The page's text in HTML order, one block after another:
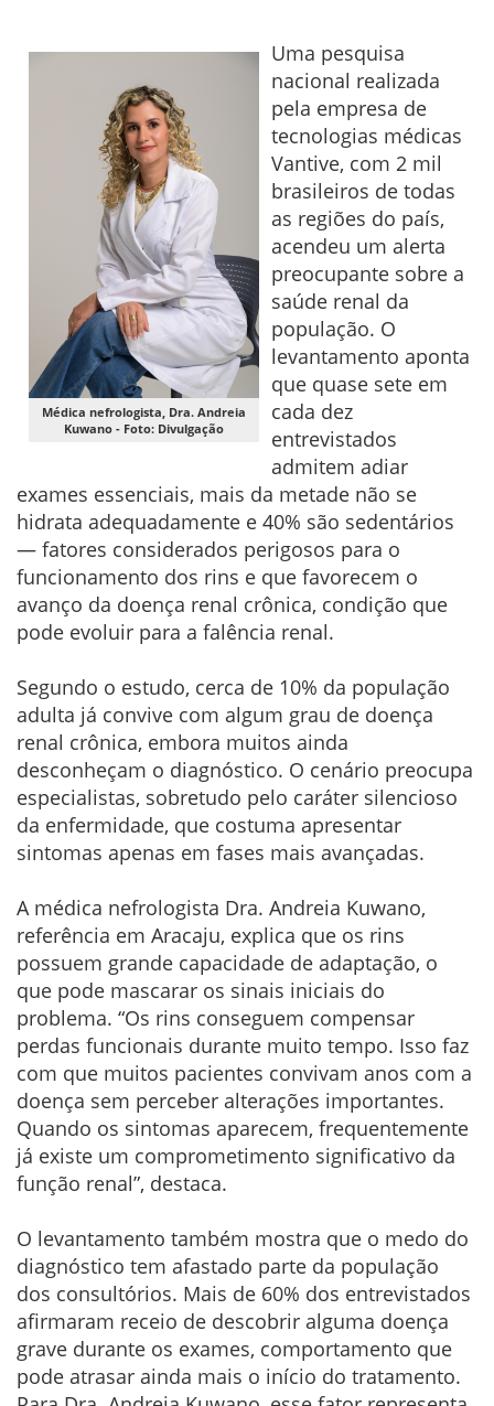
Médica nefrologista, Dra. Andreia
Kuwano - Foto: Divulgação
Uma pesquisa
nacional realizada
pela empresa de
tecnologias médicas
Vantive, com 2 mil
brasileiros de todas
as regiões do país,
acendeu um alerta
preocupante sobre a
saúde renal da
população. O
levantamento aponta
que quase sete em
cada dez
entrevistados
admitem adiar
exames essenciais, mais da metade não se
hidrata adequadamente e 40% são sedentários
— fatores considerados perigosos para o
funcionamento dos rins e que favorecem o
avanço da doença renal crônica, condição que
pode evoluir para a falência renal.
Segundo o estudo, cerca de 10% da população
adulta já convive com algum grau de doença
renal crônica, embora muitos ainda
desconheçam o diagnóstico. O cenário preocupa
especialistas, sobretudo pelo caráter silencioso
da enfermidade, que costuma apresentar
sintomas apenas em fases mais avançadas.
A médica nefrologista Dra. Andreia Kuwano,
referência em Aracaju, explica que os rins
possuem grande capacidade de adaptação, o
que pode mascarar os sinais iniciais do
problema. “Os rins conseguem compensar
perdas funcionais durante muito tempo. Isso faz
com que muitos pacientes convivam anos com a
doença sem perceber alterações importantes.
Quando os sintomas aparecem, frequentemente
já existe um comprometimento significativo da
função renal”, destaca.
O levantamento também mostra que o medo do
diagnóstico tem afastado parte da população
dos consultórios. Mais de 60% dos entrevistados
afirmaram receio de descobrir alguma doença
grave durante os exames, comportamento que
pode atrasar ainda mais o início do tratamento.